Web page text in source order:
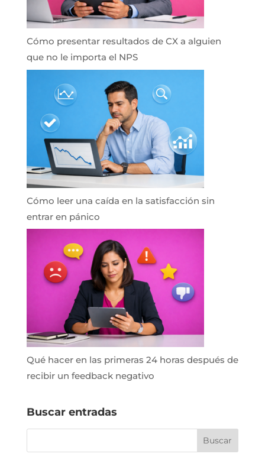
Cómo presentar resultados de CX a alguien
que no le importa el NPS
Cómo leer una caída en la satisfacción sin
entrar en pánico
Qué hacer en las primeras 24 horas después de
recibir un feedback negativo
Buscar entradas